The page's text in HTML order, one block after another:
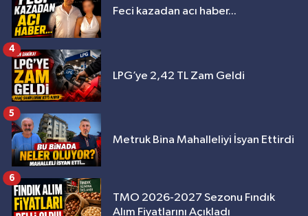
Feci kazadan acı haber...
LPG’ye 2,42 TL Zam Geldi
4
Metruk Bina Mahalleliyi İsyan Ettirdi
5
TMO 2026-2027 Sezonu Fındık
Alım Fiyatlarını Açıkladı
6